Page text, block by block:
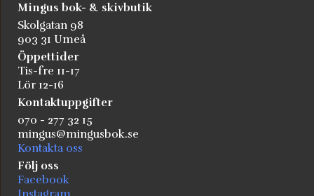
Mingus bok- & skivbutik
Skolgatan 98
903 31 Umeå
Öppettider
Tis-fre 11-17
Lör 12-16
Kontaktuppgifter
070 - 277 32 15
mingus@mingusbok.se
Kontakta oss
Följ oss
Facebook